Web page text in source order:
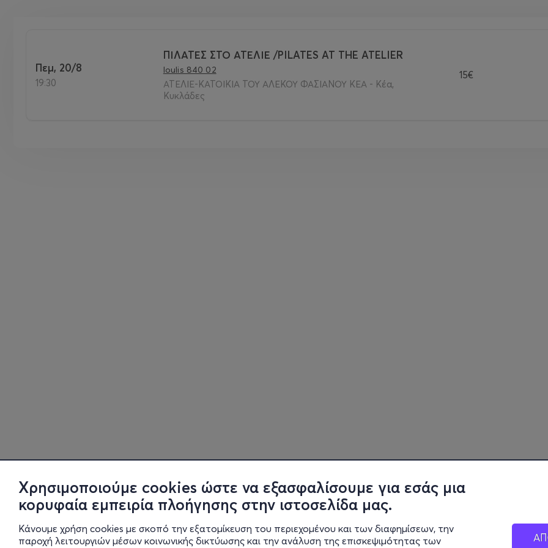
Χρησιμοποιούμε cookies ώστε να εξασφαλίσουμε για εσάς μια
κορυφαία εμπειρία πλοήγησης στην ιστοσελίδα μας.
Κάνουμε χρήση cookies με σκοπό την εξατομίκευση του περιεχομένου και των διαφημίσεων, την
παροχή λειτουργιών μέσων κοινωνικής δικτύωσης και την ανάλυση της επισκεψιμότητας των
Πεμ, 20/8
19:30
ΠΙΛΑΤΕΣ ΣΤΟ ΑΤΕΛΙΕ /PILATES AT THE ATELIER
Ioulis 840 02
ΑΤΕΛΙΕ-ΚΑΤΟΙΚΙΑ ΤΟΥ ΑΛΕΚΟΥ ΦΑΣΙΑΝΟΥ ΚΕΑ - Κέα,
Κυκλάδες
15€